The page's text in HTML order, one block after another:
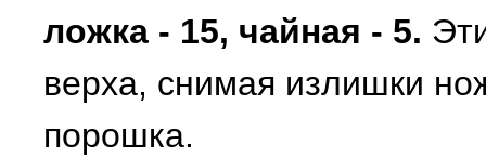
ложка - 15, чайная - 5.
верха, снимая излишки
порошка.